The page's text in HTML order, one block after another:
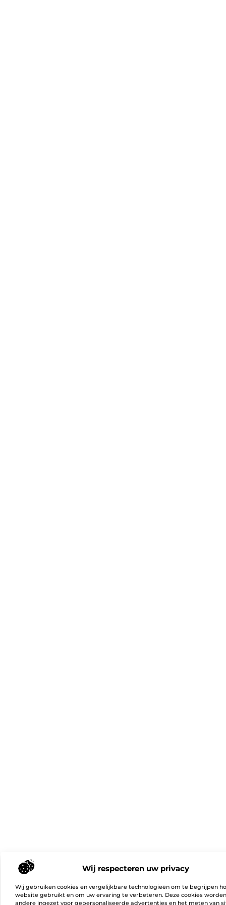
Wij respecteren uw privacy
Wij gebruiken cookies en vergelijkbare technologieën om te begrijpen
website gebruikt en om uw ervaring te verbeteren. Deze cookies
andere ingezet voor gepersonaliseerde advertenties en het meten van